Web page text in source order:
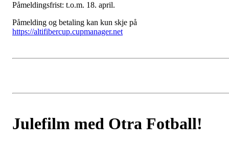
Påmeldingsfrist: t.o.m. 18. april.
Påmelding og betaling kan kun skje på
https://altifibercup.cupmanager.net
Julefilm med Otra Fotball!